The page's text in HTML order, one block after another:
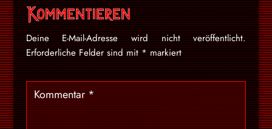
Kommentieren
Deine E-Mail-Adresse wird nicht veröffentlicht.
Erforderliche Felder sind mit*markiert